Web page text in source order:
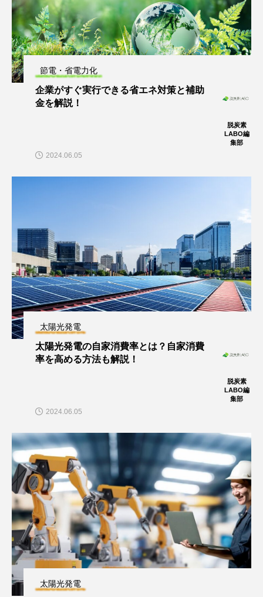
節電・省電力化
企業がすぐ実行できる省エネ対策と補助
金を解説！
脱炭素
LABO編
集部
2024.06.05
太陽光発電
太陽光発電の自家消費率とは？自家消費
率を高める方法も解説！
脱炭素
LABO編
集部
2024.06.05
太陽光発電